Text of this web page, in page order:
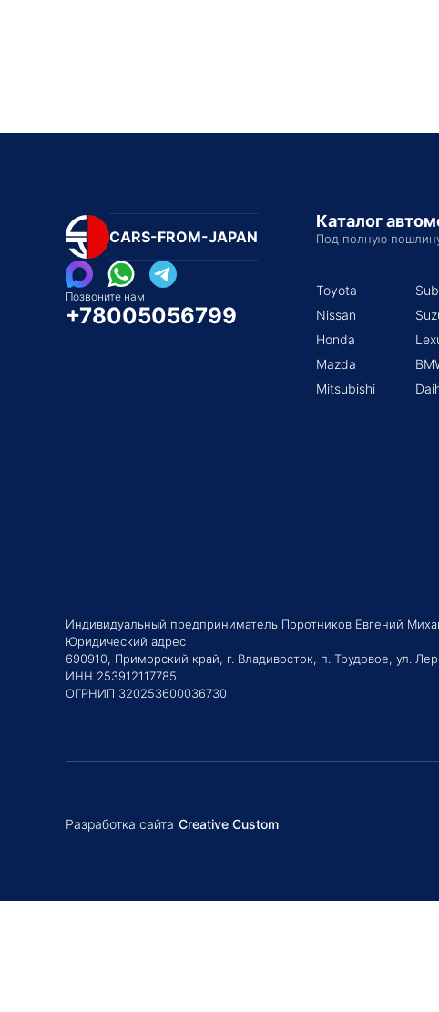
CARS-FROM-JAPAN
Позвоните нам
+78005056799
Каталог
Под полную
Toyota
Nissan
Honda
Mazda
Mitsubishi
Индивидуальный предприниматель Поротников Евгений
Юридический адрес
690910, Приморский край, г. Владивосток, п. Трудовое, ул.
ИНН 253912117785
ОГРНИП 320253600036730
Разработка сайта Creative Custom